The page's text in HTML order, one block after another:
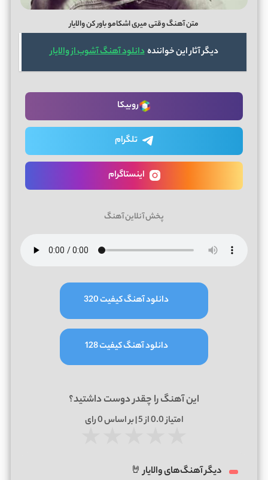
متن آهنگ وقتی میری اشکامو باور کن والایار
دیگر آثار این خوانندهدانلود آهنگ آشوب از والایار
روبیکا
تلگرام
اینستاگرام
پخش آنلاین آهنگ
دانلود آهنگ کیفیت 320
دانلود آهنگ کیفیت 128
این آهنگ را چقدر دوست داشتید؟
امتیاز0.0از 5 | بر اساس 0رای
دیگر آهنگ‌های والایار 🤘